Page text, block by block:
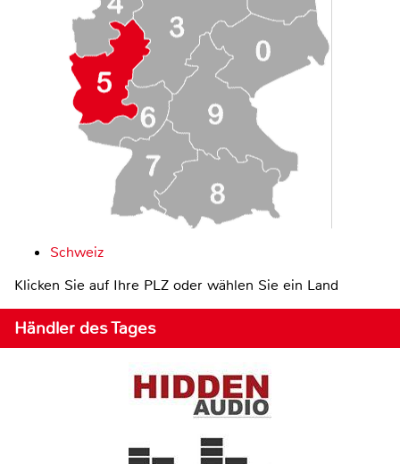
Schweiz
Klicken Sie auf Ihre PLZ oder wählen Sie ein Land
Händler des Tages